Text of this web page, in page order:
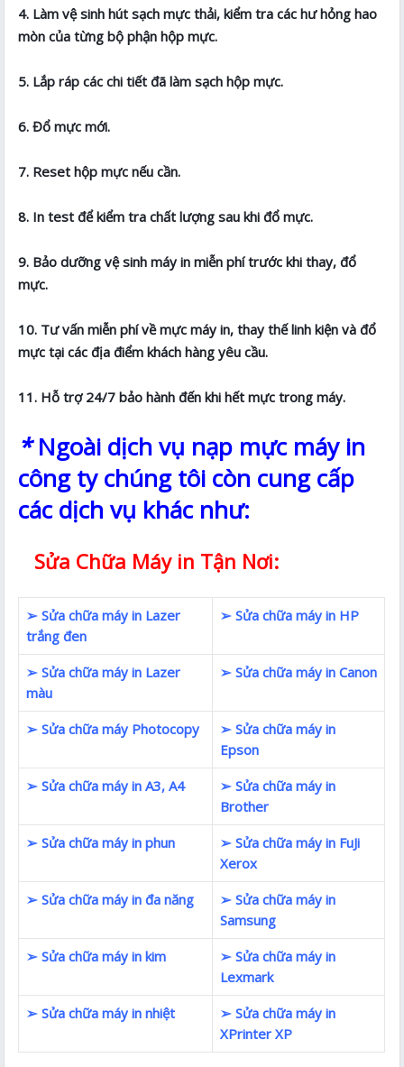
4. Làm vệ sinh hút sạch mực thải, kiểm tra các hư hỏng hao
mòn của từng bộ phận hộp mực.
5. Lắp ráp các chi tiết đã làm sạch hộp mực.
6. Đổ mực mới.
7. Reset hộp mực nếu cần.
8. In test để kiểm tra chất lượng sau khi đổ mực.
9. Bảo dưỡng vệ sinh máy in miễn phí trước khi thay, đổ
mực.
10. Tư vấn miễn phí về mực máy in, thay thế linh kiện và đổ
mực tại các địa điểm khách hàng yêu cầu.
11. Hỗ trợ 24/7 bảo hành đến khi hết mực trong máy.
*Ngoài dịch vụ nạp mực máy in
công ty chúng tôi còn cung cấp
các dịch vụ khác như:
Sửa Chữa Máy in Tận Nơi:
➢ Sửa chữa máy in Lazer
trắng đen
➢ Sửa chữa máy in HP
➢ Sửa chữa máy in Lazer
màu
➢ Sửa chữa máy in Canon
➢ Sửa chữa máy Photocopy
➢ Sửa chữa máy in
Epson
➢ Sửa chữa máy in A3, A4
➢ Sửa chữa máy in
Brother
➢ Sửa chữa máy in phun
➢ Sửa chữa máy in FuJi
Xerox
➢ Sửa chữa máy in đa năng
➢ Sửa chữa máy in
Samsung
➢ Sửa chữa máy in kim
➢ Sửa chữa máy in
Lexmark
➢ Sửa chữa máy in nhiệt
➢ Sửa chữa máy in
XPrinter XP